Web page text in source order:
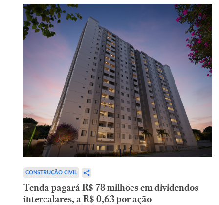
CONSTRUÇÃO CIVIL
Tenda pagará R$ 78 milhões em dividendos
intercalares, a R$ 0,63 por ação